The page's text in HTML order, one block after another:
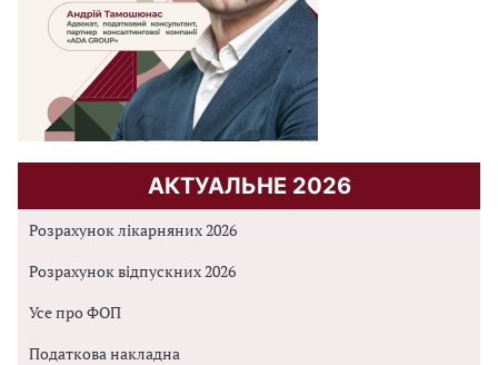
АКТУАЛЬНЕ 2026
Розрахунок лікарняних 2026
Розрахунок відпускних 2026
Усе про ФОП
Податкова накладна